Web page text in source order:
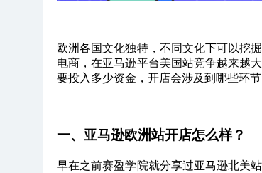
欧洲各国文化独特，不同文化下可以挖
电商，在亚马逊平台美国站竞争越来越
要投入多少资金，开店会涉及到哪些环
一、亚马逊欧洲站开店怎么样？
早在之前赛盈学院就分享过亚马逊北美